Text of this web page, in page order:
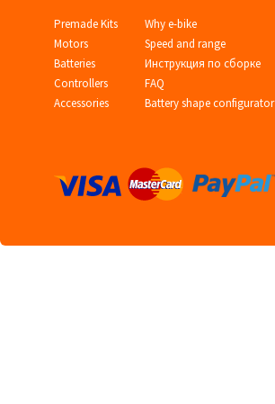
Premade Kits
Motors
Batteries
Controllers
Accessories
Why e-bike
Speed and range
Инструкция по сборке
FAQ
Battery shape configurator